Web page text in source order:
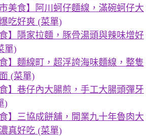
市美食】阿川蚵仔麵線，滿碗蚵仔大
吃好爽 (菜單)
食】隱家拉麵，豚骨湯頭與辣味增好
單)
食】麵線町，超浮誇海味麵線，整隻
(菜單)
食】巷仔內大腸煎，手工大腸頭彈牙
)
食】三協成餅舖，開業九十年魯肉大
真好吃 (菜單)